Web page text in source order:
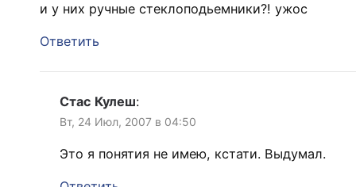
и у них ручные стеклоподьемники?! ужос
Ответить
Стас Кулеш:
Вт, 24 Июл, 2007 в 04:50
Это я понятия не имею, кстати. Выдумал.